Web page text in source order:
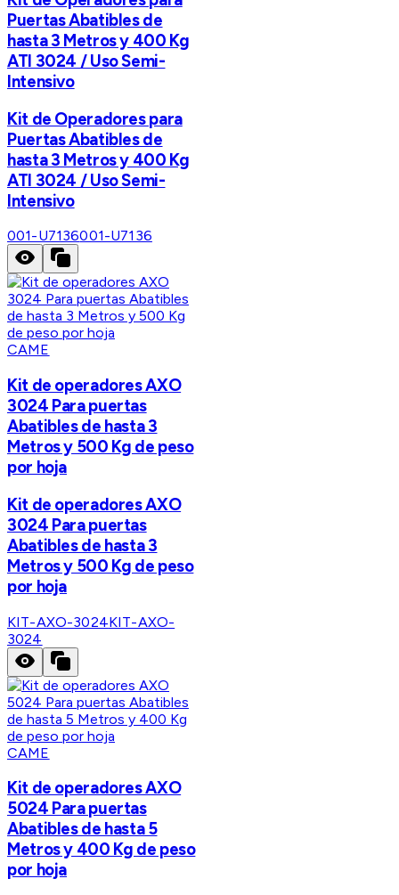
Puertas Abatibles de
hasta 3 Metros y 400 Kg
ATI 3024 / Uso Semi-
Intensivo
Kit de Operadores para
Puertas Abatibles de
hasta 3 Metros y 400 Kg
ATI 3024 / Uso Semi-
Intensivo
001-U7136001-U7136
CAME
Kit de operadores AXO
3024 Para puertas
Abatibles de hasta 3
Metros y 500 Kg de peso
por hoja
Kit de operadores AXO
3024 Para puertas
Abatibles de hasta 3
Metros y 500 Kg de peso
por hoja
KIT-AXO-3024KIT-AXO-
3024
CAME
Kit de operadores AXO
5024 Para puertas
Abatibles de hasta 5
Metros y 400 Kg de peso
por hoja